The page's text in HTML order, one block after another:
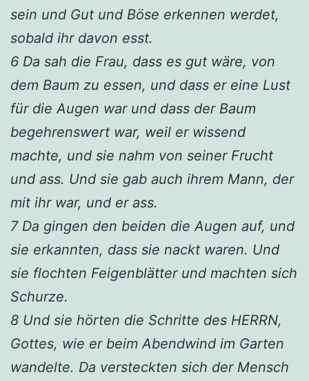
sein und Gut und Böse erkennen werdet,
sobald ihr davon esst.
6 Da sah die Frau, dass es gut wäre, von
dem Baum zu essen, und dass er eine Lust
für die Augen war und dass der Baum
begehrenswert war, weil er wissend
machte, und sie nahm von seiner Frucht
und ass. Und sie gab auch ihrem Mann, der
mit ihr war, und er ass.
7 Da gingen den beiden die Augen auf, und
sie erkannten, dass sie nackt waren. Und
sie flochten Feigenblätter und machten sich
Schurze.
8 Und sie hörten die Schritte des HERRN,
Gottes, wie er beim Abendwind im Garten
wandelte. Da versteckten sich der Mensch